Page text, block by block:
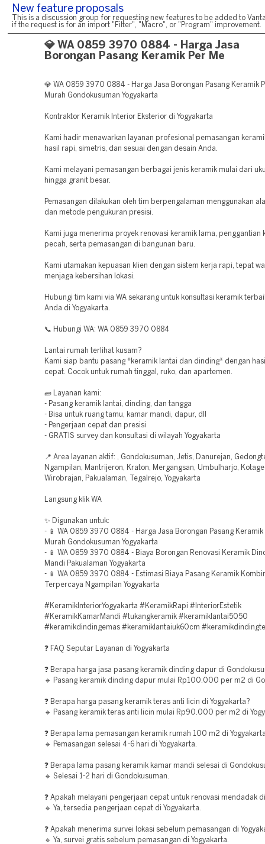
New feature proposals
This is a discussion group for requesting new features to be added to
if the request is for an import "Filter", "Macro", or "Program" improvement.
💎 WA 0859 3970 0884 - Harga Jasa
Borongan Pasang Keramik Per Me
💎 WA 0859 3970 0884 - Harga Jasa Borongan Pasang Keramik
Murah Gondokusuman Yogyakarta
Kontraktor Keramik Interior Eksterior di Yogyakarta
Kami hadir menawarkan layanan profesional pemasangan
hasil rapi, simetris, dan sesuai dengan desain Anda.
Kami melayani pemasangan berbagai jenis keramik mulai dari
hingga granit besar.
Pemasangan dilakukan oleh tim berpengalaman menggunakan
dan metode pengukuran presisi.
Kami juga menerima proyek renovasi keramik lama, penggantian
pecah, serta pemasangan di bangunan baru.
Kami utamakan kepuasan klien dengan sistem kerja rapi, tepat
menjaga kebersihan lokasi.
Hubungi tim kami via WA sekarang untuk konsultasi keramik
Anda di Yogyakarta.
📞 Hubungi WA: WA 0859 3970 0884
Lantai rumah terlihat kusam?
Kami siap bantu pasang *keramik lantai dan dinding* dengan
cepat. Cocok untuk rumah tinggal, ruko, dan apartemen.
🧱 Layanan kami:
- Pasang keramik lantai, dinding, dan tangga
- Bisa untuk ruang tamu, kamar mandi, dapur, dll
- Pengerjaan cepat dan presisi
- GRATIS survey dan konsultasi di wilayah Yogyakarta
📍 Area layanan aktif: , Gondokusuman, Jetis, Danurejan,
Ngampilan, Mantrijeron, Kraton, Mergangsan, Umbulharjo,
Wirobrajan, Pakualaman, Tegalrejo, Yogyakarta
Langsung klik WA
✨ Digunakan untuk:
- 📱 WA 0859 3970 0884 - Harga Jasa Borongan Pasang Keramik
Murah Gondokusuman Yogyakarta
- 📱 WA 0859 3970 0884 - Biaya Borongan Renovasi Keramik
Mandi Pakualaman Yogyakarta
- 📱 WA 0859 3970 0884 - Estimasi Biaya Pasang Keramik
Terpercaya Ngampilan Yogyakarta
#KeramikInteriorYogyakarta #KeramikRapi #InteriorEstetik
#KeramikKamarMandi #tukangkeramik #keramiklantai5050
#keramikdindingemas #keramiklantaiuk60cm
❓ FAQ Seputar Layanan di Yogyakarta
❓ Berapa harga jasa pasang keramik dinding dapur di
🔹 Pasang keramik dinding dapur mulai Rp100.000 per m2 di
❓ Berapa harga pasang keramik teras anti licin di Yogyakarta?
🔹 Pasang keramik teras anti licin mulai Rp90.000 per m2 di
❓ Berapa lama pemasangan keramik rumah 100 m2 di
🔹 Pemasangan selesai 4-6 hari di Yogyakarta.
❓ Berapa lama pasang keramik kamar mandi selesai di
🔹 Selesai 1-2 hari di Gondokusuman.
❓ Apakah melayani pengerjaan cepat untuk renovasi mendadak
🔹 Ya, tersedia pengerjaan cepat di Yogyakarta.
❓ Apakah menerima survei lokasi sebelum pemasangan di
🔹 Ya, survei gratis sebelum pemasangan di Yogyakarta.